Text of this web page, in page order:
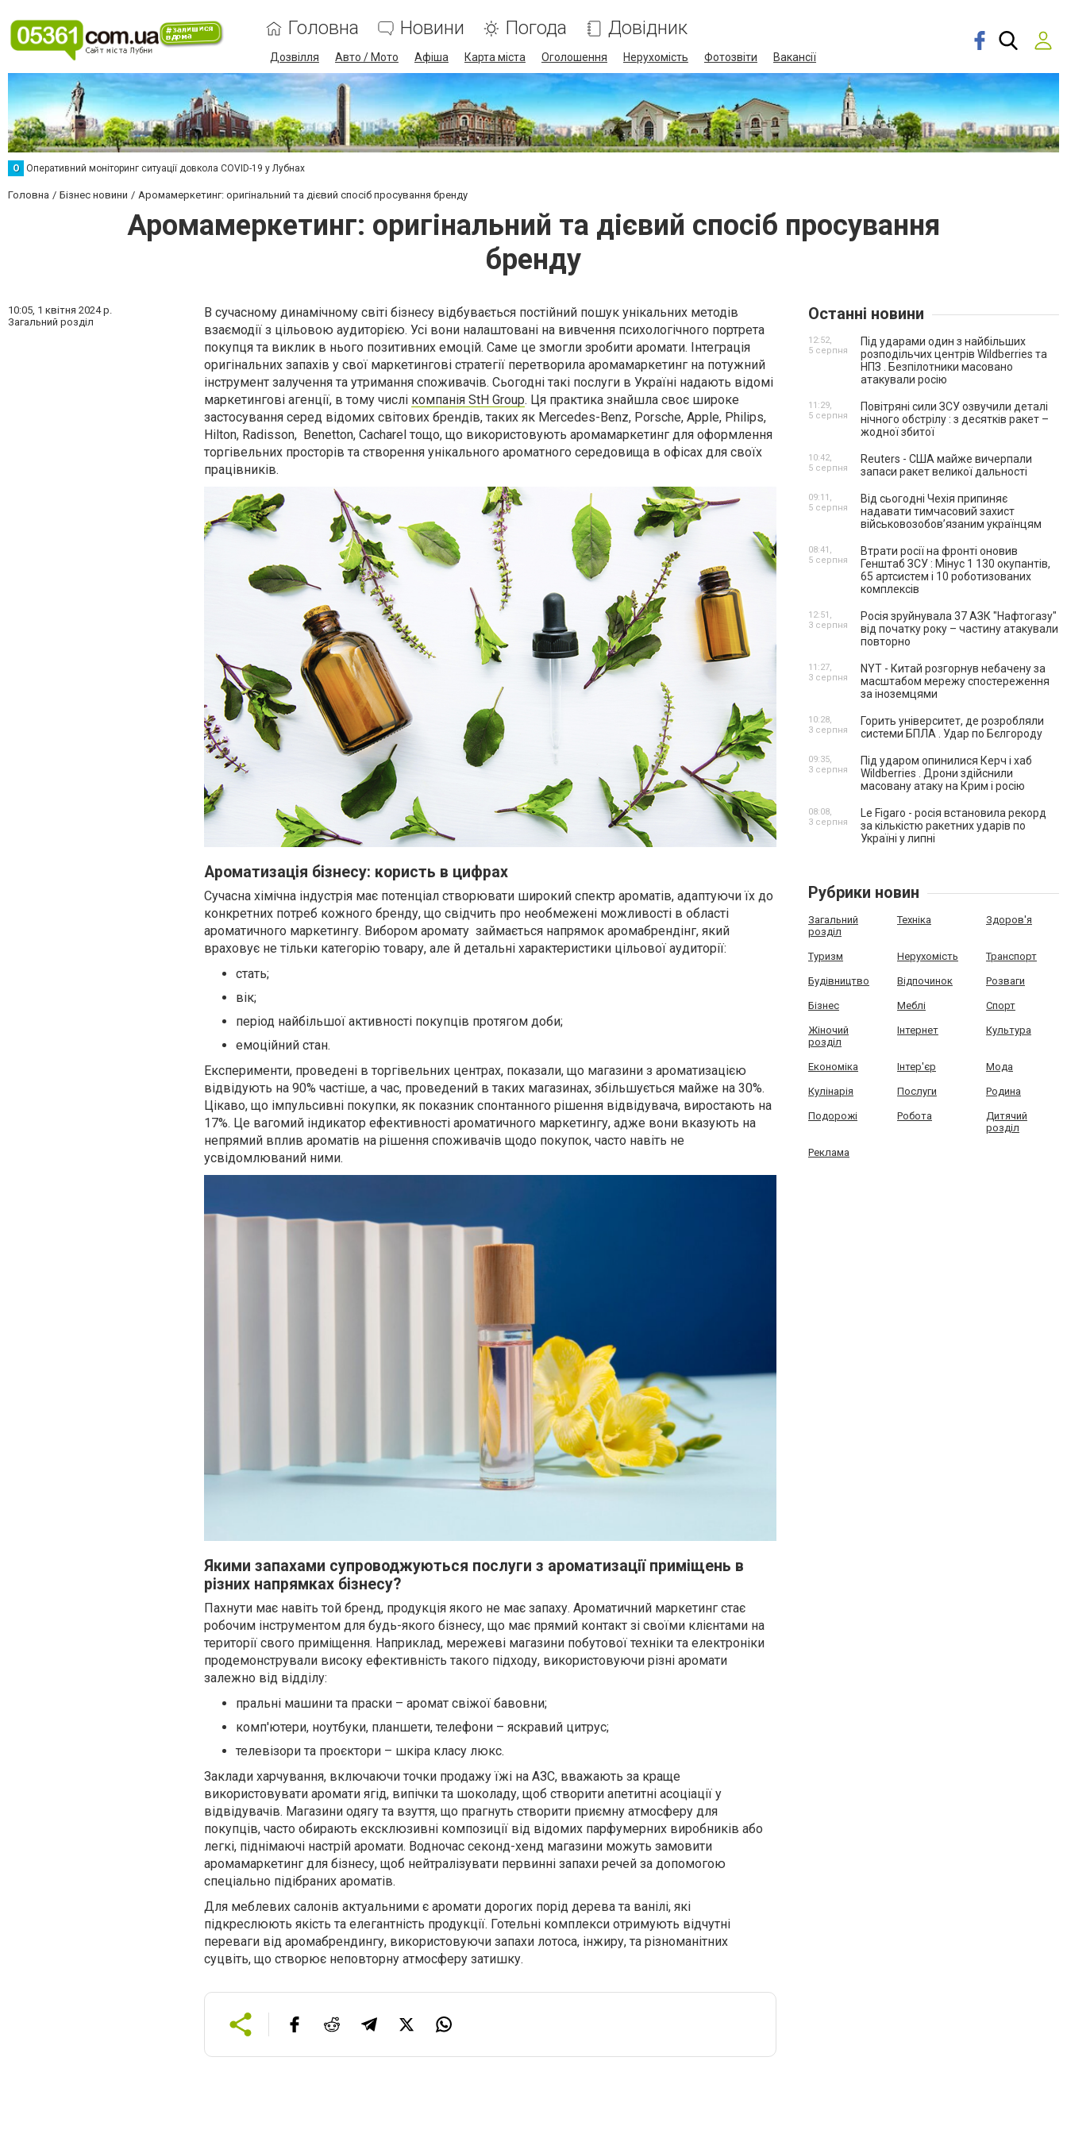
Головна Новини Погода Довідник
Дозвілля Авто / Мото Афіша Карта міста Оголошення Нерухомість Фотозвіти Вакансії
О Оперативний моніторинг ситуації довкола COVID-19 у Лубнах
Головна Бізнес новини Аромамеркетинг: оригінальний та дієвий спосіб просування бренду
Аромамеркетинг: оригінальний та дієвий спосіб просування
бренду
10:05, 1 квітня 2024 р.
Загальний розділ
В сучасному динамічному світі бізнесу відбувається постійний пошук унікальних методів
взаємодії з цільовою аудиторією. Усі вони налаштовані на вивчення психологічного портрета
покупця та виклик в нього позитивних емоцій. Саме це змогли зробити аромати. Інтеграція
оригінальних запахів у свої маркетингові стратегії перетворила аромамаркетинг на потужний
інструмент залучення та утримання споживачів. Сьогодні такі послуги в Україні надають відомі
маркетингові агенції, в тому числі компанія StH Group. Ця практика знайшла своє широке
застосування серед відомих світових брендів, таких як Mercedes-Benz, Porsche, Apple, Philips,
Hilton, Radisson, Benetton, Cacharel тощо, що використовують аромамаркетинг для оформлення
торгівельних просторів та створення унікального ароматного середовища в офісах для своїх
працівників.
Ароматизація бізнесу: користь в цифрах
Сучасна хімічна індустрія має потенціал створювати широкий спектр ароматів, адаптуючи їх до
конкретних потреб кожного бренду, що свідчить про необмежені можливості в області
ароматичного маркетингу. Вибором аромату займається напрямок аромабрендінг, який
враховує не тільки категорію товару, але й детальні характеристики цільової аудиторії:
стать;
вік;
період найбільшої активності покупців протягом доби;
емоційний стан.
Експерименти, проведені в торгівельних центрах, показали, що магазини з ароматизацією
відвідують на 90% частіше, а час, проведений в таких магазинах, збільшується майже на 30%.
Цікаво, що імпульсивні покупки, як показник спонтанного рішення відвідувача, виростають на
17%. Це вагомий індикатор ефективності ароматичного маркетингу, адже вони вказують на
непрямий вплив ароматів на рішення споживачів щодо покупок, часто навіть не
усвідомлюваний ними.
Якими запахами супроводжуються послуги з ароматизації приміщень в
різних напрямках бізнесу?
Пахнути має навіть той бренд, продукція якого не має запаху. Ароматичний маркетинг стає
робочим інструментом для будь-якого бізнесу, що має прямий контакт зі своїми клієнтами на
території свого приміщення. Наприклад, мережеві магазини побутової техніки та електроніки
продемонстрували високу ефективність такого підходу, використовуючи різні аромати
залежно від відділу:
пральні машини та праски – аромат свіжої бавовни;
комп'ютери, ноутбуки, планшети, телефони – яскравий цитрус;
телевізори та проєктори – шкіра класу люкс.
Заклади харчування, включаючи точки продажу їжі на АЗС, вважають за краще
використовувати аромати ягід, випічки та шоколаду, щоб створити апетитні асоціації у
відвідувачів. Магазини одягу та взуття, що прагнуть створити приємну атмосферу для
покупців, часто обирають ексклюзивні композиції від відомих парфумерних виробників або
легкі, піднімаючі настрій аромати. Водночас секонд-хенд магазини можуть замовити
аромамаркетинг для бізнесу, щоб нейтралізувати первинні запахи речей за допомогою
спеціально підібраних ароматів.
Для меблевих салонів актуальними є аромати дорогих порід дерева та ванілі, які
підкреслюють якість та елегантність продукції. Готельні комплекси отримують відчутні
переваги від аромабрендингу, використовуючи запахи лотоса, інжиру, та різноманітних
суцвіть, що створює неповторну атмосферу затишку.
Останні новини
Під ударами один з найбільших
розподільчих центрів Wildberries та
НПЗ . Безпілотники масовано
атакували росію
12:52,
5 серпня
Повітряні сили ЗСУ озвучили деталі
нічного обстрілу : з десятків ракет –
жодної збитої
11:29,
5 серпня
Reuters - США майже вичерпали
запаси ракет великої дальності
10:42,
5 серпня
Від сьогодні Чехія припиняє
надавати тимчасовий захист
військовозобов’язаним українцям
09:11,
5 серпня
Втрати росії на фронті оновив
Генштаб ЗСУ : Мінус 1 130 окупантів,
65 артсистем і 10 роботизованих
комплексів
08:41,
5 серпня
Росія зруйнувала 37 АЗК "Нафтогазу"
від початку року – частину атакували
повторно
12:51,
3 серпня
NYT - Китай розгорнув небачену за
масштабом мережу спостереження
за іноземцями
11:27,
3 серпня
Горить університет, де розробляли
системи БПЛА . Удар по Бєлгороду
10:28,
3 серпня
Під ударом опинилися Керч і хаб
Wildberries . Дрони здійснили
масовану атаку на Крим і росію
09:35,
3 серпня
Le Figaro - росія встановила рекорд
за кількістю ракетних ударів по
Україні у липні
08:08,
3 серпня
Рубрики новин
Загальний
розділ
Техніка Здоров'я
Туризм Нерухомість Транспорт
Будівництво Відпочинок Розваги
Бізнес Меблі Спорт
Жіночий
розділ
Інтернет Культура
Економіка Інтер'єр Мода
Кулінарія Послуги Родина
Подорожі Робота
Дитячий
розділ
Реклама